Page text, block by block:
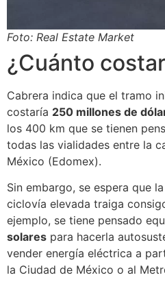
Foto: Real Estate Market
¿Cuánto
Cabrera indica que el tramo
costaría 250 millones de
los 400 km que se tienen
todas las vialidades entre la
México (Edomex).
Sin embargo, se espera que
ciclovía elevada traiga
ejemplo, se tiene pensado
solares para hacerla
vender energía eléctrica a
la Ciudad de México o al